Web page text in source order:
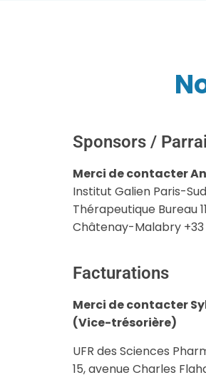
Sponsors /
Merci de contacter
Institut Galien Paris-
Thérapeutique Bureau
Châtenay-Malabry +33
Facturations
Merci de contacter
(Vice-trésorière)
UFR des Sciences
15, avenue Charles